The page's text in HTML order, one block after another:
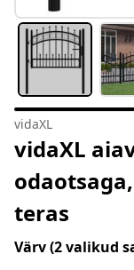
vidaXL
vidaXL
teras
Värv(2 valikud